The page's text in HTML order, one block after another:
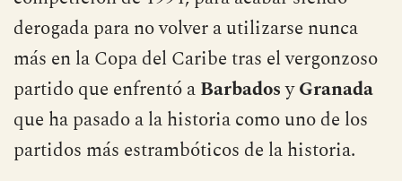
derogada para no volver a utilizarse nunca
más en la Copa del Caribe tras el vergonzoso
partido que enfrentó aBarbadosyGranada
que ha pasado a la historia como uno de los
partidos más estrambóticos de la historia.